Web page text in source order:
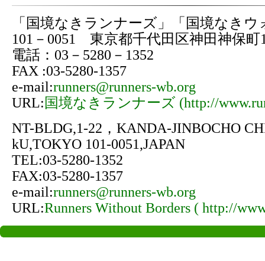
「国境なきランナーズ」「国境なき
101－0051 東京都千代田区神田神保町
電話：03－5280－1352
FAX :03-5280-1357
e-mail:runners@runners-wb.org
URL:国境なきランナーズ (http://
NT-BLDG,1-22，KANDA-JINBOCHO
kU,TOKYO 101-0051,JAPAN
TEL:03-5280-1352
FAX:03-5280-1357
e-mail:runners@runners-wb.org
URL:Runners Without Borders ( http://